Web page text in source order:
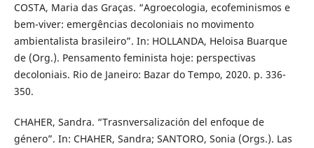
COSTA, Maria das Graças. “Agroecologia, ecofeminismos e
bem-viver: emergências decoloniais no movimento
ambientalista brasileiro”. In: HOLLANDA, Heloisa Buarque
de (Org.). Pensamento feminista hoje: perspectivas
decoloniais. Rio de Janeiro: Bazar do Tempo, 2020. p. 336-
350.
CHAHER, Sandra. “Trasnversalización del enfoque de
género”. In: CHAHER, Sandra; SANTORO, Sonia (Orgs.). Las